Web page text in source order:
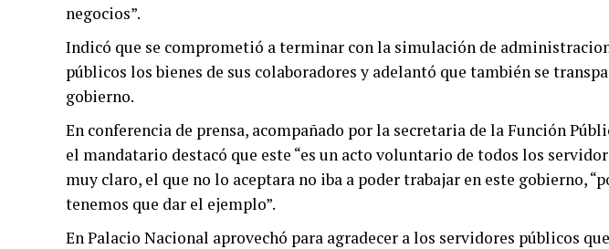
negocios”.
Indicó que se comprometió a terminar con la simulación de
públicos los bienes de sus colaboradores y adelantó que también se
gobierno.
En conferencia de prensa, acompañado por la secretaria de la Función
el mandatario destacó que este “es un acto voluntario de todos los
muy claro, el que no lo aceptara no iba a poder trabajar en este gobierno,
tenemos que dar el ejemplo”.
En Palacio Nacional aprovechó para agradecer a los servidores públicos